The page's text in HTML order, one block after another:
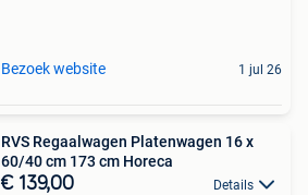
Bezoek website 1 jul 26
RVS Regaalwagen Platenwagen 16 x
60/40 cm 173 cm Horeca
€ 139,00 Details